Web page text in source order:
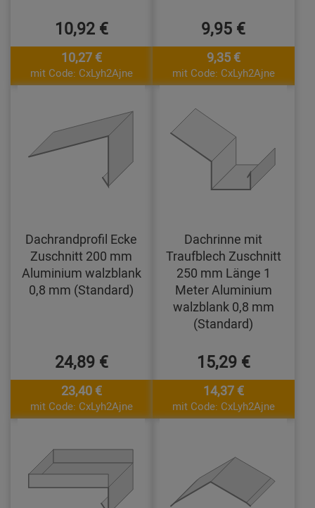
10,92 €
10,27 €
mit Code: CxLyh2Ajne
9,95 €
9,35 €
mit Code: CxLyh2Ajne
Dachrandprofil Ecke
Zuschnitt 200 mm
Aluminium walzblank
0,8 mm (Standard)
24,89 €
23,40 €
mit Code: CxLyh2Ajne
Dachrinne mit
Traufblech Zuschnitt
250 mm Länge 1
Meter Aluminium
walzblank 0,8 mm
(Standard)
15,29 €
14,37 €
mit Code: CxLyh2Ajne